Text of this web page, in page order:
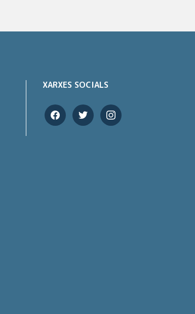
XARXES SOCIALS
facebooktwitter instagram